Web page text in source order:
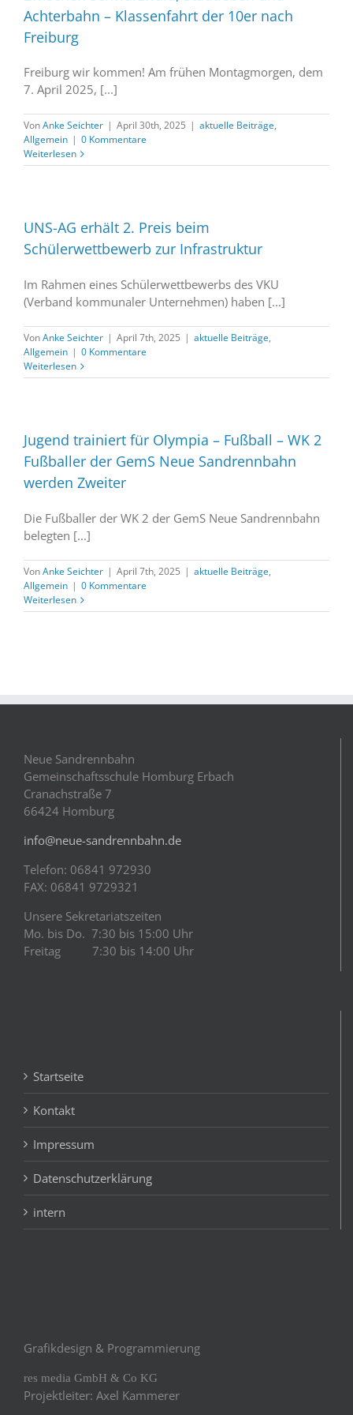
Achterbahn – Klassenfahrt der 10er nach
Freiburg
Freiburg wir kommen! Am frühen Montagmorgen, dem
7. April 2025, [...]
VonAnke Seichter | April 30th, 2025 | aktuelle Beiträge,
Allgemein | 0 Kommentare
Weiterlesen
UNS-AG erhält 2. Preis beim
Schülerwettbewerb zur Infrastruktur
Im Rahmen eines Schülerwettbewerbs des VKU
(Verband kommunaler Unternehmen) haben [...]
VonAnke Seichter | April 7th, 2025 | aktuelle Beiträge,
Allgemein | 0 Kommentare
Weiterlesen
Jugend trainiert für Olympia – Fußball – WK 2
Fußballer der GemS Neue Sandrennbahn
werden Zweiter
Die Fußballer der WK 2 der GemS Neue Sandrennbahn
belegten [...]
VonAnke Seichter | April 7th, 2025 | aktuelle Beiträge,
Allgemein | 0 Kommentare
Weiterlesen
Neue Sandrennbahn
Gemeinschaftsschule Homburg Erbach
Cranachstraße 7
66424 Homburg
info@neue-sandrennbahn.de
Telefon: 06841 972930
FAX: 06841 9729321
Unsere Sekretariatszeiten
Mo. bis Do. 7:30 bis 15:00 Uhr
Freitag 7:30 bis 14:00 Uhr
Startseite
Kontakt
Impressum
Datenschutzerklärung
intern
Grafikdesign & Programmierung
res media GmbH & Co KG
Projektleiter: Axel Kammerer